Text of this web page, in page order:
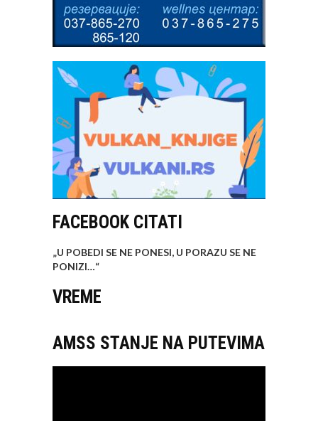
FACEBOOK CITATI
„U POBEDI SE NE PONESI, U PORAZU SE NE
PONIZI…“
VREME
AMSS STANJE NA PUTEVIMA